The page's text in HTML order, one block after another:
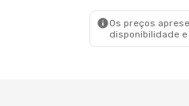
- Lisboa
Os preços
disponibilidade